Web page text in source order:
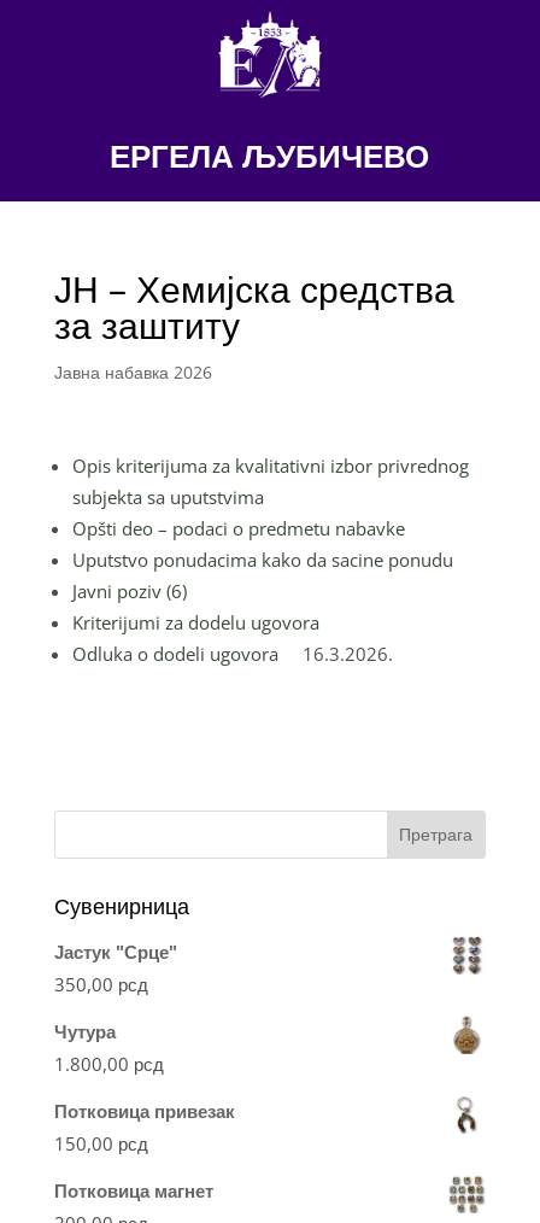
ЕРГЕЛА ЉУБИЧЕВО
ЈН – Хемијска средства
за заштиту
Јавна набавка 2026
Opis kriterijuma za kvalitativni izbor privrednog
subjekta sa uputstvima
Opšti deo – podaci o predmetu nabavke
Uputstvo ponudacima kako da sacine ponudu
Javni poziv (6)
Kriterijumi za dodelu ugovora
Odluka o dodeli ugovora 16.3.2026.
Претрага
Сувенирница
Јастук "Срце"
350,00 рсд
Чутура
1.800,00 рсд
Потковица привезак
150,00 рсд
Потковица магнет